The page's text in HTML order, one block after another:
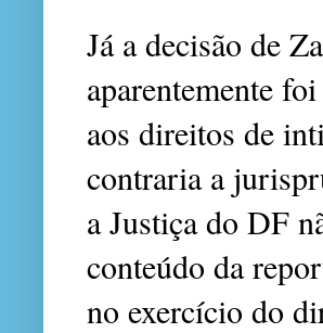
Já a decisão de
aparentemente
aos direitos de
contraria a
a Justiça do DF
conteúdo da
no exercício do